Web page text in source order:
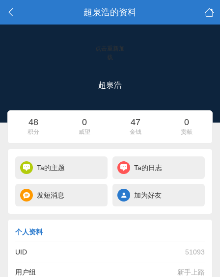
超泉浩的资料
点击重新加
载
超泉浩
48
积分
0
威望
47
金钱
0
贡献
Ta的主题 Ta的日志
发短消息 加为好友
个人资料
UID 51093
用户组 新手上路